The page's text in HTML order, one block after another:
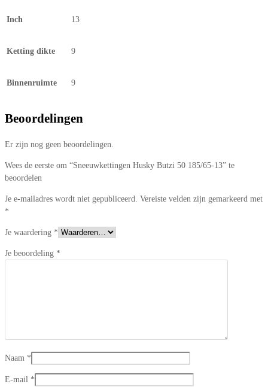
Inch 13
Ketting dikte 9
Binnenruimte 9
Beoordelingen
Er zijn nog geen beoordelingen.
Wees de eerste om “Sneeuwkettingen Husky Butzi 50 185/65-13” te
beoordelen
Je e-mailadres wordt niet gepubliceerd. Vereiste velden zijn gemarkeerd met
*
Je waardering *
Je beoordeling *
Naam *
E-mail *